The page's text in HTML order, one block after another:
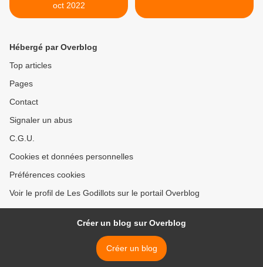
oct 2022
Hébergé par Overblog
Top articles
Pages
Contact
Signaler un abus
C.G.U.
Cookies et données personnelles
Préférences cookies
Voir le profil de Les Godillots sur le portail Overblog
Créer un blog sur Overblog
Créer un blog